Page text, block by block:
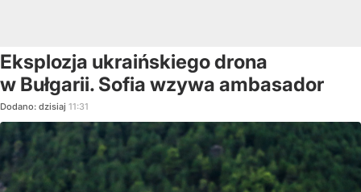
Eksplozja ukraińskiego drona
w Bułgarii. Sofia wzywa ambasador
Dodano: dzisiaj 11:31